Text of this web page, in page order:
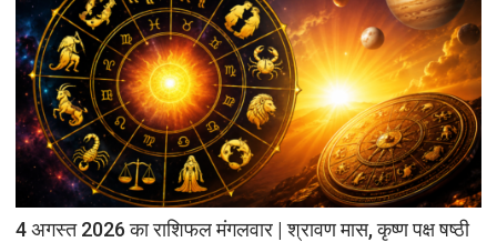
का
शुभारंभ,
सीएम
धामी
बोले-
जनजागरूकता
का
सशक्त
माध्यम
बनेगा
4 अगस्त 2026 का राशिफल मंगलवार | श्रावण मास, कृष्ण पक्ष षष्ठी